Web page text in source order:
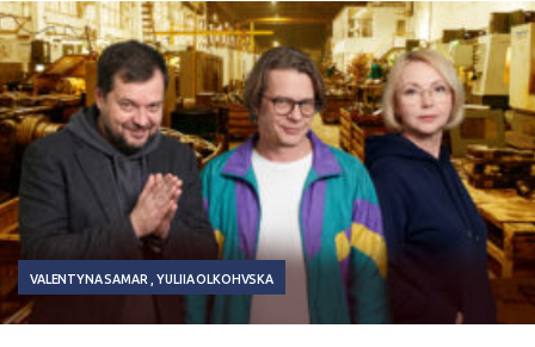
VALENTYNA SAMAR YULIIA OLKOHVSKA